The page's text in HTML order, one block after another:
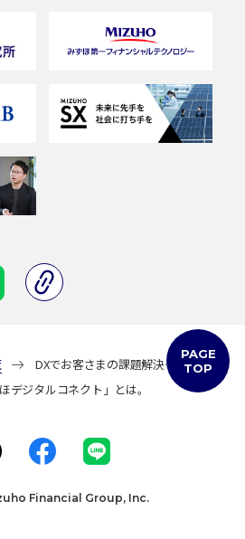
DXでお客さまの課題解決や成長に
デジタルコネクト」とは。
PAGE
TOP
Financial Group, Inc.